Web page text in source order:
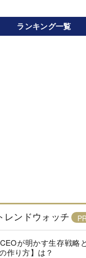
ランキング一覧
レンドウォッチ
が明かす生存戦略
作り方】は？